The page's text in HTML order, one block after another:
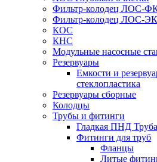
Фильтр-колодец ЛОС-
Фильтр-колодец ЛОС-
КОС
КНС
Модульные насосные
Резервуары
Емкости и
стеклопластика
Резервуары сборные
Колодцы
Трубы и фитинги
Гладкая ПНД Труба
Фитинги для труб
Фланцы
Литые